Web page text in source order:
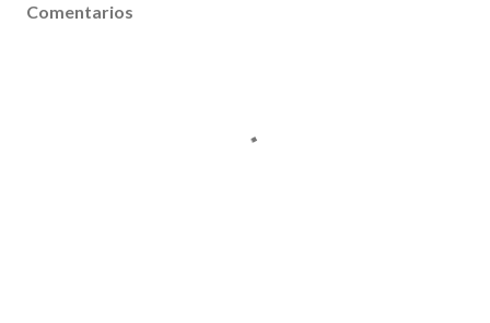
Comentarios